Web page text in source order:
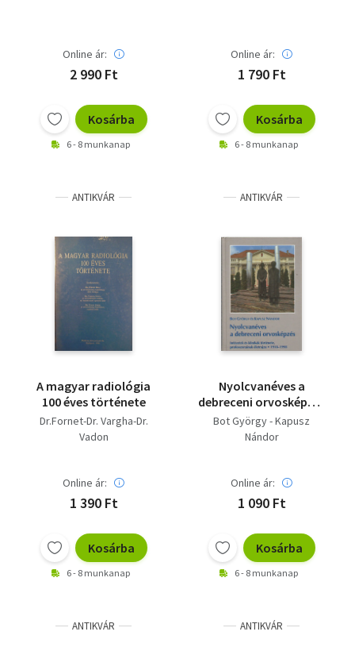
Online ár:
2 990 Ft
Kosárba
6 - 8 munkanap
Online ár:
1 790 Ft
Kosárba
6 - 8 munkanap
ANTIKVÁR
A magyar radiológia
100 éves története
Dr.Fornet-Dr. Vargha-Dr.
Vadon
Online ár:
1 390 Ft
Kosárba
6 - 8 munkanap
ANTIKVÁR
Nyolcvanéves a
debreceni orvosképzés
- Intézetek és klinikák
története,
Bot György - Kapusz
Nándor
Online ár:
1 090 Ft
Kosárba
6 - 8 munkanap
ANTIKVÁR ANTIKVÁR